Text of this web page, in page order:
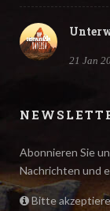
21 Jan
Abonnieren Sie
Nachrichten und
Bitte